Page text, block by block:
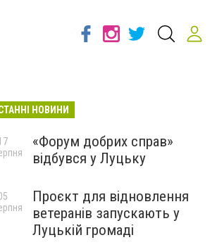
НОВИНИ
«Форум добрих справ»
відбувся у Луцьку
Проєкт для відновлення
ветеранів запускають у
Луцькій громаді